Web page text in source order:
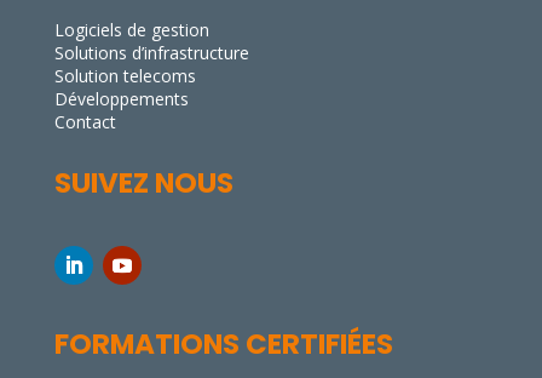
Logiciels de gestion
Solutions d’infrastructure
Solution telecoms
Développements
Contact
SUIVEZ NOUS
FORMATIONS CERTIFIÉES